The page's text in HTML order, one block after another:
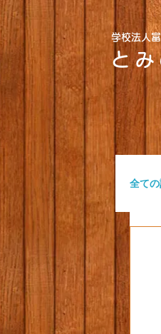
学校法人
と
全て